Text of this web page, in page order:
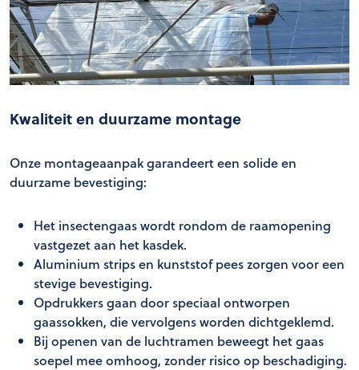
Kwaliteit en duurzame montage
Onze montageaanpak garandeert een solide en
duurzame bevestiging:
Het insectengaas wordt rondom de raamopening
vastgezet aan het kasdek.
Aluminium strips en kunststof pees zorgen voor een
stevige bevestiging.
Opdrukkers gaan door speciaal ontworpen
gaassokken, die vervolgens worden dichtgeklemd.
Bij openen van de luchtramen beweegt het gaas
soepel mee omhoog, zonder risico op beschadiging.